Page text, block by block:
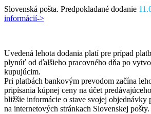
Slovenská pošta. Predpokladané dodanie
informácií->
Uvedená lehota dodania platí pre prípad
plynúť od ďalšieho pracovného dňa po
kupujúcim.
Pri platbách bankovým prevodom začína
pripísania kúpnej ceny na účet
bližšie informácie o stave svojej objednávky
na internetových stránkach Slovenskej pošty.